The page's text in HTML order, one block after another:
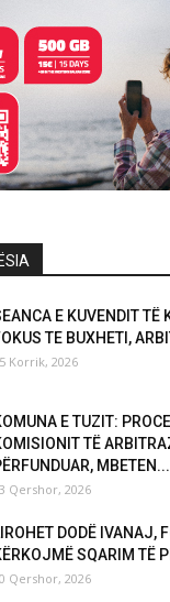
E KUVENDIT TË
TE BUXHETI,
Korrik, 2026
E TUZIT:
TË
MBETEN...
Qershor, 2026
DODË IVANAJ,
SQARIM TË
Qershor, 2026